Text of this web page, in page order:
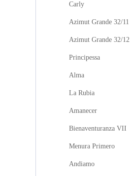
Carly
Azimut Grande 32/11
Azimut Grande 32/12
Principessa
Alma
La Rubia
Amanecer
Bienaventuranza VII
Menura Primero
Andiamo